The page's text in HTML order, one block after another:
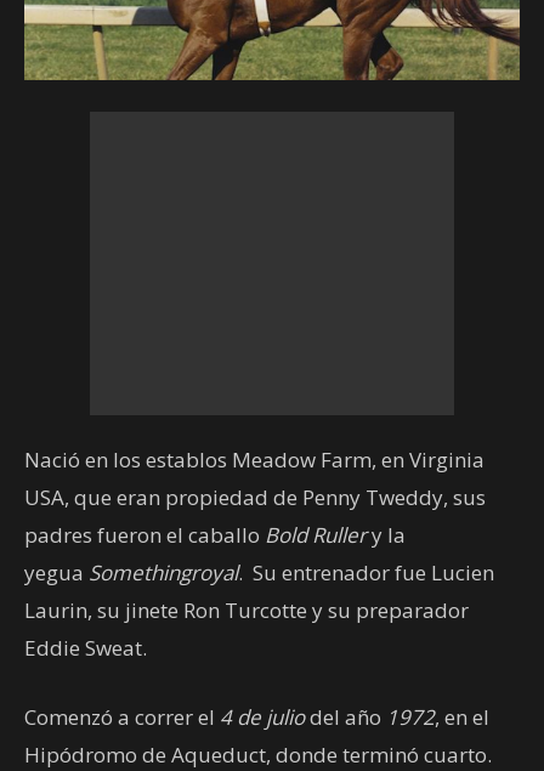
Nació en los establos Meadow Farm, en Virginia
USA, que eran propiedad de Penny Tweddy, sus
padres fueron el caballo Bold Rullery la
yegua Somethingroyal. Su entrenador fue Lucien
Laurin, su jinete Ron Turcotte y su preparador
Eddie Sweat.
Comenzó a correr el 4 de juliodel año 1972, en el
Hipódromo de Aqueduct, donde terminó cuarto.